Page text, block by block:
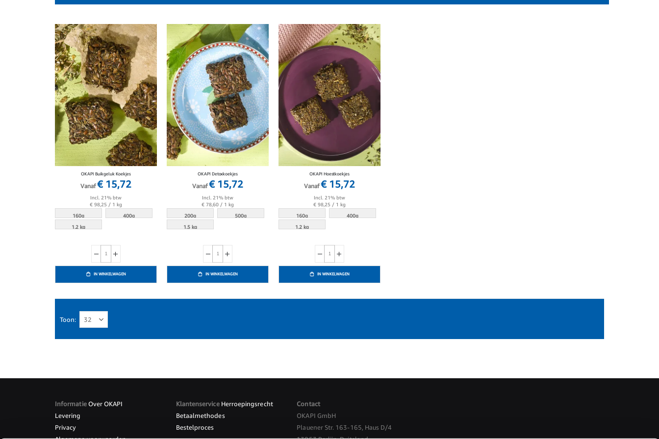
naar
sorteren
OKAPI Buikgeluk Koekjes
Vanaf € 15,72
Incl. 21% btw
€ 98,25 / 1 kg
160g
400g
1.2 kg
IN WINKELWAGEN
OKAPI Detoxkoekjes
Vanaf € 15,72
Incl. 21% btw
€ 78,60 / 1 kg
200g
500g
1.5 kg
IN WINKELWAGEN
OKAPI Hoestkoekjes
Vanaf € 15,72
Incl. 21% btw
€ 98,25 / 1 kg
160g
400g
1.2 kg
IN WINKELWAGEN
Toon
Informatie Over OKAPI
Levering
Privacy
Klantenservice Herroepingsrecht
Betaalmethodes
Bestelproces
Contact
OKAPI GmbH
Plauener Str. 163-165, Haus D/4